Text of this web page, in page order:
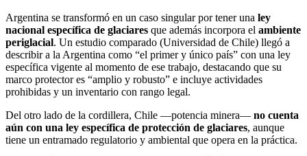
Argentina se transformó en un caso singular por tener una ley
nacional específica de glaciares que además incorpora el ambiente
periglacial. Un estudio comparado (Universidad de Chile) llegó a
describir a la Argentina como “el primer y único país” con una ley
específica vigente al momento de ese trabajo, destacando que su
marco protector es “amplio y robusto” e incluye actividades
prohibidas y un inventario con rango legal.
Del otro lado de la cordillera, Chile —potencia minera— no cuenta
aún con una ley específica de protección de glaciares, aunque
tiene un entramado regulatorio y ambiental que opera en la práctica.